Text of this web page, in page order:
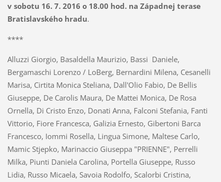
v sobotu 16. 7. 2016 o 18.00 hod. na Západnej terase
Bratislavského hradu.
****
Alluzzi Giorgio, Basaldella Maurizio, Bassi Daniele,
Bergamaschi Lorenzo / LoBerg, Bernardini Milena, Cesanelli
Marisa, Cirtita Monica Steliana, Dall'Olio Fabio, De Bellis
Giuseppe, De Carolis Maura, De Mattei Monica, De Rosa
Ornella, Di Cristo Enzo, Donati Anna, Falconi Stefania, Fanti
Vittorio, Fiore Francesca, Galizia Ernesto, Gibertoni Barca
Francesco, Iommi Rosella, Lingua Simone, Maltese Carlo,
Mamic Stjepko, Marinaccio Giuseppa "PRIENNE", Perrelli
Milka, Piunti Daniela Carolina, Portella Giuseppe, Russo
Lidia, Russo Micaela, Savoia Rodolfo, Scalorbi Cristina,